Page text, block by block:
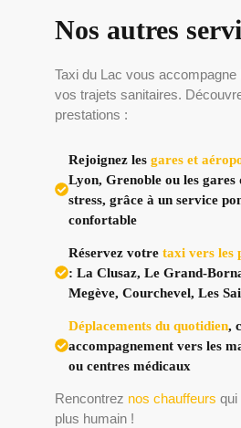
Nos autres
Taxi du Lac vous accompagne
vos trajets sanitaires.
prestations :
Rejoignez les gares et
Lyon, Grenoble ou les gares
stress, grâce à un service
confortable
Réservez votre taxi vers les
: La Clusaz, Le Grand-
Megève, Courchevel, Les
Déplacements du quotidien,
accompagnement vers les
ou centres médicaux
Rencontrez nos chauffeurs qui
plus humain !